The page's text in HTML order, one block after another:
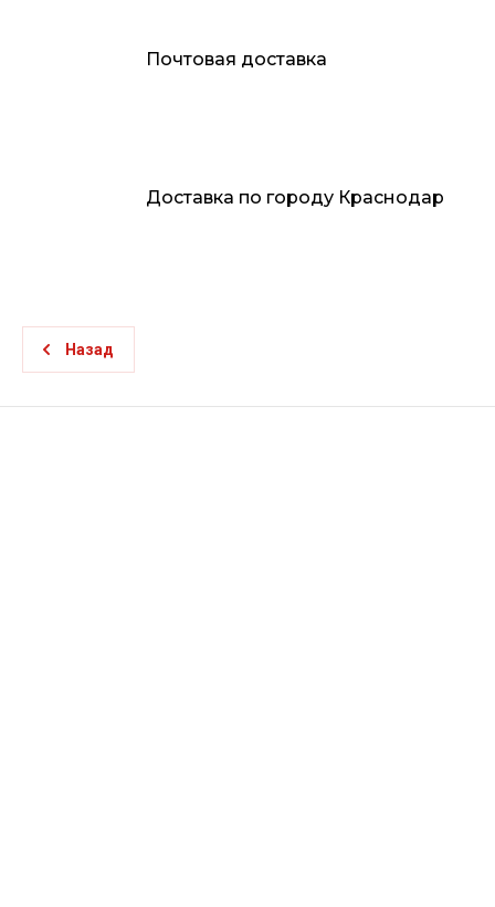
Почтовая доставка
Доставка по городу Краснодар
Назад